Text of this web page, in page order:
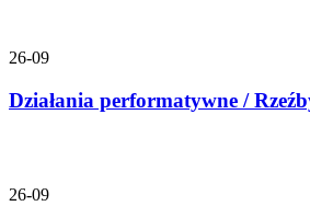
26-09
Działania performatywne /
26-09